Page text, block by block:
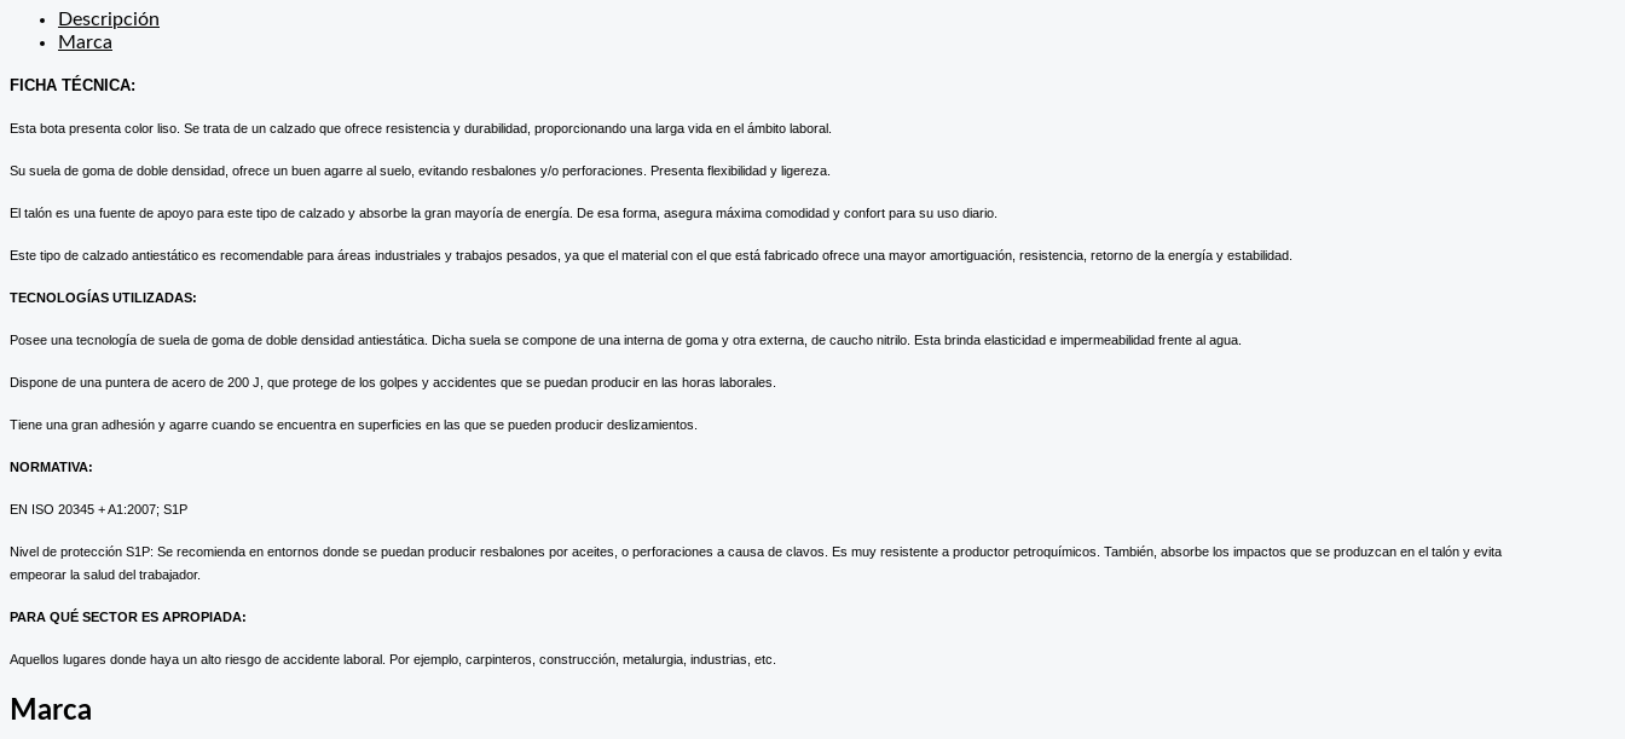
Descripción
Marca
FICHA TÉCNICA:
Esta bota presenta color liso. Se trata de un calzado que ofrece resistencia y durabilidad, proporcionando una larga vida en el ámbito laboral.
Su suela de goma de doble densidad, ofrece un buen agarre al suelo, evitando resbalones y/o perforaciones. Presenta flexibilidad y ligereza.
El talón es una fuente de apoyo para este tipo de calzado y absorbe la gran mayoría de energía. De esa forma, asegura máxima comodidad y confort para su uso diario.
Este tipo de calzado antiestático es recomendable para áreas industriales y trabajos pesados, ya que el material con el que está fabricado ofrece una mayor amortiguación, resistencia, retorno de la energía y estabilidad.
TECNOLOGÍAS UTILIZADAS:
Posee una tecnología de suela de goma de doble densidad antiestática. Dicha suela se compone de una interna de goma y otra externa, de caucho nitrilo. Esta brinda elasticidad e impermeabilidad frente al agua.
Dispone de una puntera de acero de 200 J, que protege de los golpes y accidentes que se puedan producir en las horas laborales.
Tiene una gran adhesión y agarre cuando se encuentra en superficies en las que se pueden producir deslizamientos.
NORMATIVA:
EN ISO 20345 + A1:2007; S1P
Nivel de protección S1P: Se recomienda en entornos donde se puedan producir resbalones por aceites, o perforaciones a causa de clavos. Es muy resistente a productor petroquímicos. También, absorbe los impactos que se produzcan en el talón y evita
empeorar la salud del trabajador.
PARA QUÉ SECTOR ES APROPIADA:
Aquellos lugares donde haya un alto riesgo de accidente laboral. Por ejemplo, carpinteros, construcción, metalurgia, industrias, etc.
Marca